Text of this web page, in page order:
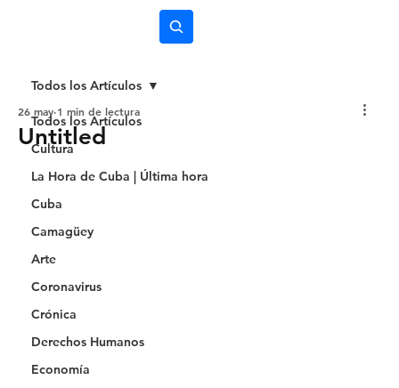
Todos los Artículos
Cultura
La Hora de Cuba | Última hora
Cuba
Camagüey
Arte
Coronavirus
Crónica
Derechos Humanos
Economía
Todos los Artículos
Untitled
26 may 1 min de lectura